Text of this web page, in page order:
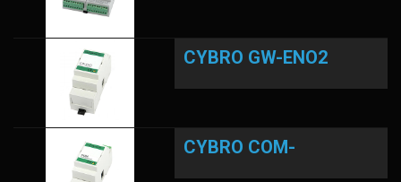
CYBRO GW-ENO2
CYBRO COM-